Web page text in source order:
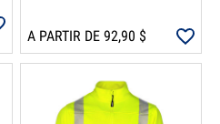
A PARTIR DE 92,90 $